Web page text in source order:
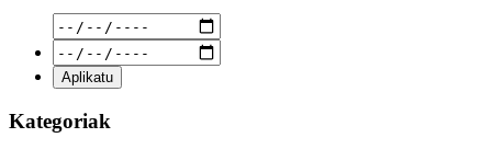
Kategoriak